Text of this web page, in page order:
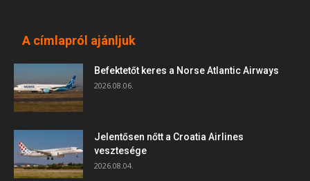
A címlapról ajánljuk
Befektetőt keres a Norse Atlantic Airways
2026.08.06.
Jelentősen nőtt a Croatia Airlines
vesztesége
2026.08.04.